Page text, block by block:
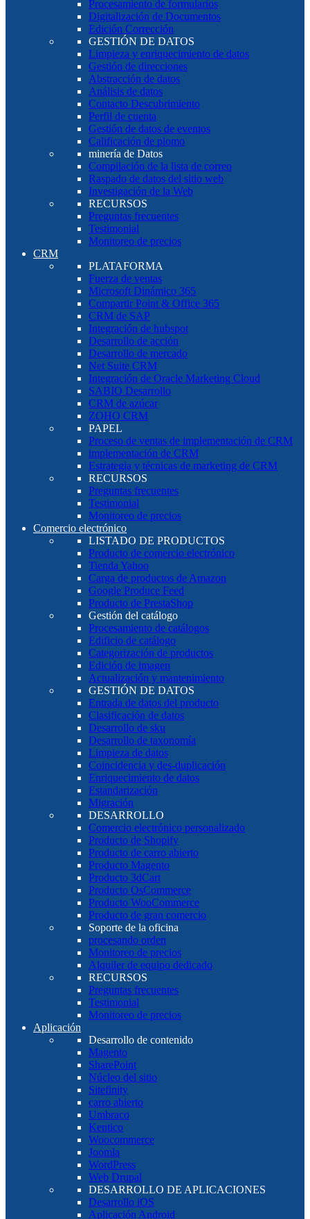
Procesamiento de formularios
Digitalización de Documentos
Edición Corrección
GESTIÓN DE DATOS
Limpieza y enriquecimiento de datos
Gestión de direcciones
Abstracción de datos
Análisis de datos
Contacto Descubrimiento
Perfil de cuenta
Gestión de datos de eventos
Calificación de plomo
minería de Datos
Compilación de la lista de correo
Raspado de datos del sitio web
Investigación de la Web
RECURSOS
Preguntas frecuentes
Testimonial
Monitoreo de precios
CRM
PLATAFORMA
Fuerza de ventas
Microsoft Dinámico 365
Compartir Point & Office 365
CRM de SAP
Integración de hubspot
Desarrollo de acción
Desarrollo de mercado
Net Suite CRM
Integración de Oracle Marketing Cloud
SABIO Desarrollo
CRM de azúcar
ZOHO CRM
PAPEL
Proceso de ventas de implementación de CRM
implementación de CRM
Estrategia y técnicas de marketing de CRM
RECURSOS
Preguntas frecuentes
Testimonial
Monitoreo de precios
Comercio electrónico
LISTADO DE PRODUCTOS
Producto de comercio electrónico
Tienda Yahoo
Carga de productos de Amazon
Google Produce Feed
Producto de PrestaShop
Gestión del catálogo
Procesamiento de catálogos
Edificio de catálogo
Categorización de productos
Edición de imagen
Actualización y mantenimiento
GESTIÓN DE DATOS
Entrada de datos del producto
Clasificación de datos
Desarrollo de sku
Desarrollo de taxonomía
Limpieza de datos
Coincidencia y des-duplicación
Enriquecimiento de datos
Estandarización
Migración
DESARROLLO
Comercio electrónico personalizado
Producto de Shopify
Producto de carro abierto
Producto Magento
Producto 3dCart
Producto OsCommerce
Producto WooCommerce
Producto de gran comercio
Soporte de la oficina
procesando orden
Monitoreo de precios
Alquiler de equipo dedicado
RECURSOS
Preguntas frecuentes
Testimonial
Monitoreo de precios
Aplicación
Desarrollo de contenido
Magento
SharePoint
Núcleo del sitio
Sitefinity
carro abierto
Umbraco
Kentico
Woocommerce
Joomla
WordPress
Web Drupal
DESARROLLO DE APLICACIONES
Desarrollo iOS
Aplicación Android